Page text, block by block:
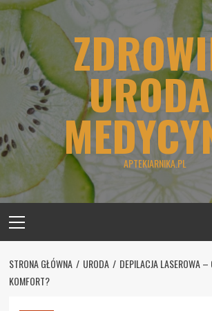
Skip
content
APTEKIARNIKA.PL
Menu
STRONA GŁÓWNA URODA
DEPILACJA LASEROWA –
KOMFORT?